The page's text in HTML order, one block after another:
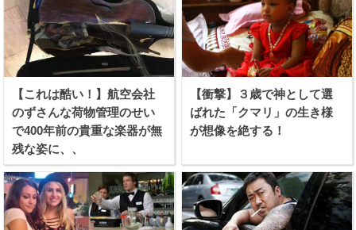
【これは酷い！】航空会社
のずさんな荷物管理のせい
で400年前の貴重な楽器が無
残な姿に、、
【衝撃】３歳で神として選
ばれた「クマリ」の生き様
が想像を絶する！